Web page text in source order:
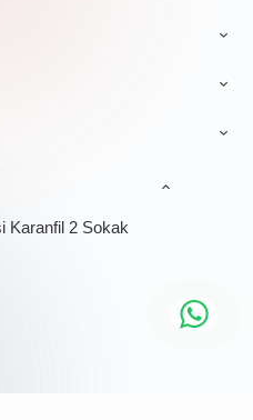
Karanfil 2 Sokak